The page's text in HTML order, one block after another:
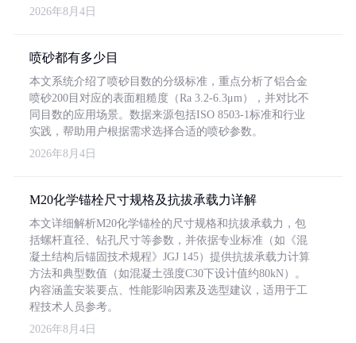
2026年8月4日
喷砂都有多少目
本文系统介绍了喷砂目数的分级标准，重点分析了铝合金
喷砂200目对应的表面粗糙度（Ra 3.2-6.3μm），并对比不
同目数的应用场景。数据来源包括ISO 8503-1标准和行业
实践，帮助用户根据需求选择合适的喷砂参数。
2026年8月4日
M20化学锚栓尺寸规格及抗拔承载力详解
本文详细解析M20化学锚栓的尺寸规格和抗拔承载力，包
括螺杆直径、钻孔尺寸等参数，并依据专业标准（如《混
凝土结构后锚固技术规程》JGJ 145）提供抗拔承载力计算
方法和典型数值（如混凝土强度C30下设计值约80kN）。
内容涵盖安装要点、性能影响因素及选型建议，适用于工
程技术人员参考。
2026年8月4日